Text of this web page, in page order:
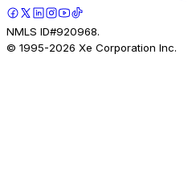
NMLS ID#920968.
© 1995-2026 Xe Corporation Inc.